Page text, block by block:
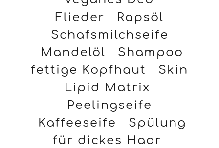
Flieder
Rapsöl
Schafsmilchseife
Mandelöl
Shampoo
fettige Kopfhaut
Skin
Lipid Matrix
Peelingseife
Kaffeeseife
Spülung
für dickes Haar